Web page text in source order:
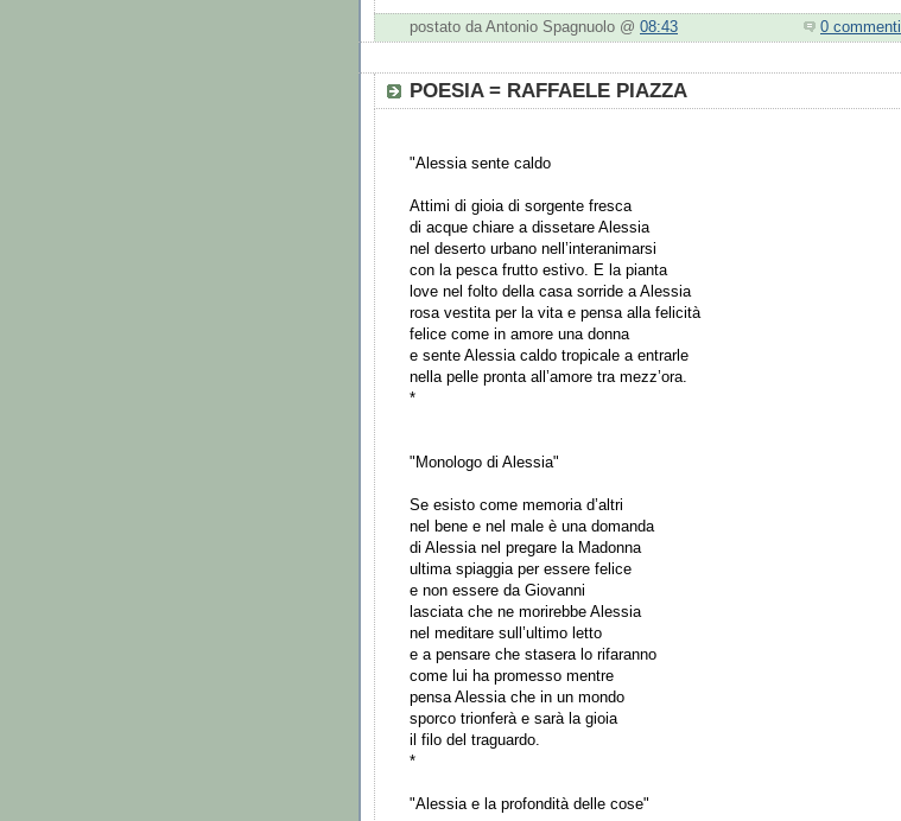
postato da Antonio Spagnuolo @ 08:43 0 commenti
POESIA = RAFFAELE PIAZZA
"Alessia sente caldo
Attimi di gioia di sorgente fresca
di acque chiare a dissetare Alessia
nel deserto urbano nell’interanimarsi
con la pesca frutto estivo. E la pianta
love nel folto della casa sorride a Alessia
rosa vestita per la vita e pensa alla felicità
felice come in amore una donna
e sente Alessia caldo tropicale a entrarle
nella pelle pronta all’amore tra mezz’ora.
*
"Monologo di Alessia"
Se esisto come memoria d’altri
nel bene e nel male è una domanda
di Alessia nel pregare la Madonna
ultima spiaggia per essere felice
e non essere da Giovanni
lasciata che ne morirebbe Alessia
nel meditare sull’ultimo letto
e a pensare che stasera lo rifaranno
come lui ha promesso mentre
pensa Alessia che in un mondo
sporco trionferà e sarà la gioia
il filo del traguardo.
*
"Alessia e la profondità delle cose"